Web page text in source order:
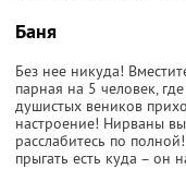
Баня
Без нее никуда!
парная на 5 человек,
душистых веников
настроение! Нирваны
расслабитесь по
прыгать есть куда – он